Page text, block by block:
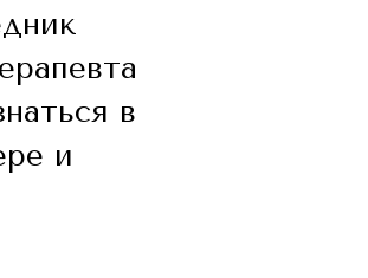
в
и